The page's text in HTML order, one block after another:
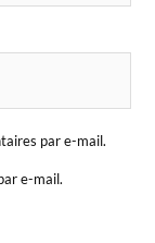
par e-mail.
e-mail.